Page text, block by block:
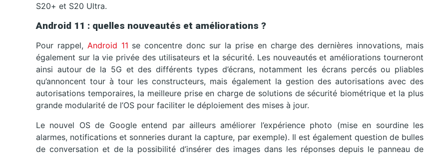
S20+ et S20 Ultra.
Android 11 : quelles nouveautés et améliorations ?
Pour rappel, Android 11 se concentre donc sur la prise en charge des dernières innovations, mais
également sur la vie privée des utilisateurs et la sécurité. Les nouveautés et améliorations tourneront
ainsi autour de la 5G et des différents types d’écrans, notamment les écrans percés ou pliables
qu’annoncent tour à tour les constructeurs, mais également la gestion des autorisations avec des
autorisations temporaires, la meilleure prise en charge de solutions de sécurité biométrique et la plus
grande modularité de l’OS pour faciliter le déploiement des mises à jour.
Le nouvel OS de Google entend par ailleurs améliorer l’expérience photo (mise en sourdine les
alarmes, notifications et sonneries durant la capture, par exemple). Il est également question de bulles
de conversation et de la possibilité d’insérer des images dans les réponses depuis le panneau de